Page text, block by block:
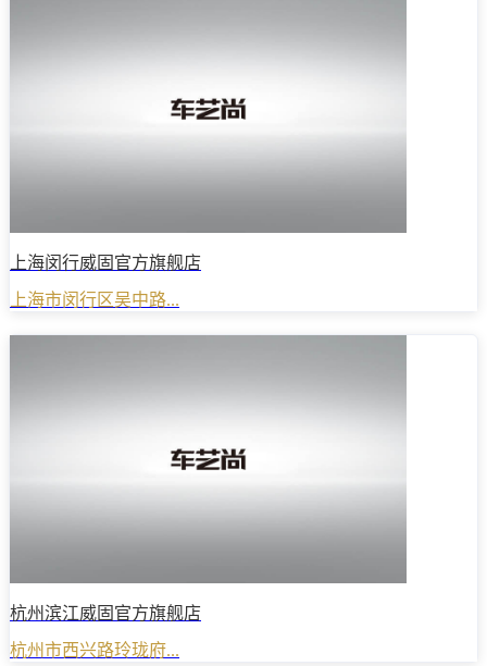
上海闵行威固官方旗舰店
上海市闵行区吴中路...
杭州滨江威固官方旗舰店
杭州市西兴路玲珑府...